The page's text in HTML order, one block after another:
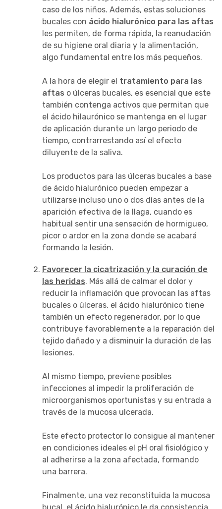
caso de los niños. Además, estas soluciones
bucales con ácido hialurónico para las aftas
les permiten, de forma rápida, la reanudación
de su higiene oral diaria y la alimentación,
algo fundamental entre los más pequeños.
A la hora de elegir el tratamiento para las
aftas o úlceras bucales, es esencial que este
también contenga activos que permitan que
el ácido hilaurónico se mantenga en el lugar
de aplicación durante un largo periodo de
tiempo, contrarrestando así el efecto
diluyente de la saliva.
Los productos para las úlceras bucales a base
de ácido hialurónico pueden empezar a
utilizarse incluso uno o dos días antes de la
aparición efectiva de la llaga, cuando es
habitual sentir una sensación de hormigueo,
picor o ardor en la zona donde se acabará
formando la lesión.
Favorecer la cicatrización y la curación de
las heridas. Más allá de calmar el dolor y
reducir la inflamación que provocan las aftas
bucales o úlceras, el ácido hialurónico tiene
también un efecto regenerador, por lo que
contribuye favorablemente a la reparación del
tejido dañado y a disminuir la duración de las
lesiones.
Al mismo tiempo, previene posibles
infecciones al impedir la proliferación de
microorganismos oportunistas y su entrada a
través de la mucosa ulcerada.
Este efecto protector lo consigue al mantener
en condiciones ideales el pH oral fisiológico y
al adherirse a la zona afectada, formando
una barrera.
Finalmente, una vez reconstituida la mucosa
bucal, el ácido hialurónico le da consistencia